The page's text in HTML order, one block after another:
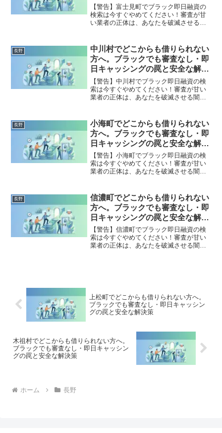
決策
【警告】富士見町でブラック即日融資の
検索は今すぐやめてください！審査が甘
い業者の正体は、あなたを破滅させる闇
富士見町で違法業者を避け、借金地獄か
ら抜け出した方々の実体験と確実な解決
策を完全公開。
長野
中川村でどこからも借りられない
方へ。ブラックでも審査なし・即
日キャッシングの罠と安全な解決
策
【警告】中川村でブラック即日融資の検
索は今すぐやめてください！審査が甘い
業者の正体は、あなたを破滅させる闇金
村で違法業者を避け、借金地獄から抜け
出した方々の実体験と確実な解決策を完
全公開。
長野
小海町でどこからも借りられない
方へ。ブラックでも審査なし・即
日キャッシングの罠と安全な解決
策
【警告】小海町でブラック即日融資の検
索は今すぐやめてください！審査が甘い
業者の正体は、あなたを破滅させる闇金
町で違法業者を避け、借金地獄から抜け
出した方々の実体験と確実な解決策を完
全公開。
長野
信濃町でどこからも借りられない
方へ。ブラックでも審査なし・即
日キャッシングの罠と安全な解決
策
【警告】信濃町でブラック即日融資の検
索は今すぐやめてください！審査が甘い
業者の正体は、あなたを破滅させる闇金
上松町でどこからも借りられない方へ。
ブラックでも審査なし・即日キャッシン
グの罠と安全な解決策
木祖村でどこからも借りられない方へ。
ブラックでも審査なし・即日キャッシン
グの罠と安全な解決策
ホーム 長野